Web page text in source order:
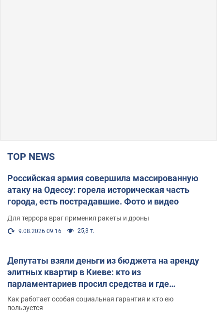
TOP NEWS
Российская армия совершила массированную
атаку на Одессу: горела историческая часть
города, есть пострадавшие. Фото и видео
Для террора враг применил ракеты и дроны
9.08.2026 09:16 25,3 т.
Депутаты взяли деньги из бюджета на аренду
элитных квартир в Киеве: кто из
парламентариев просил средства и где
поселился
Как работает особая социальная гарантия и кто ею
пользуется